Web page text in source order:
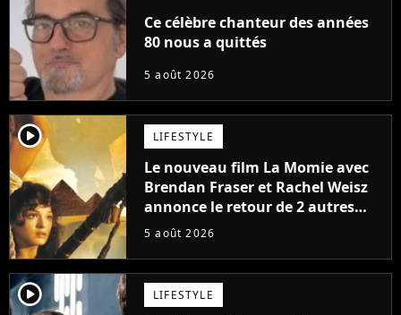
Ce célèbre chanteur des années
80 nous a quittés
5 août 2026
player2 LIFESTYLE
Le nouveau film La Momie avec
Brendan Fraser et Rachel Weisz
annonce le retour de 2 autres
personnages emblématiques de
5 août 2026
player2 LIFESTYLE